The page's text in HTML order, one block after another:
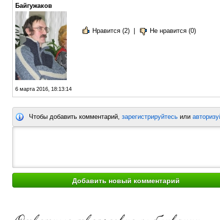
Байгужаков
6 марта 2016, 18:13:14
Нравится (2) Не нравится (0)
Чтобы добавить комментарий, зарегистрируйтесь или